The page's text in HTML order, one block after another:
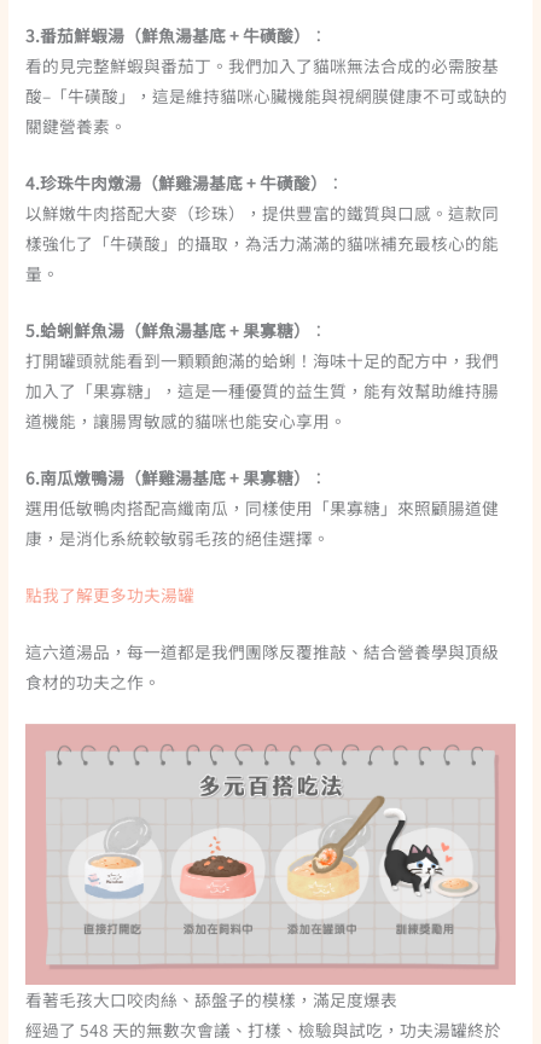
3.番茄鮮蝦湯（鮮魚湯基底 + 牛磺酸）
：
看的見完整鮮蝦與番茄丁。我們加入了貓咪無法合成的必需胺基
酸–「牛磺酸」，這是維持貓咪心臟機能與視網膜健康不可或缺的
關鍵營養素。
4.珍珠牛肉燉湯（鮮雞湯基底 + 牛磺酸）
：
以鮮嫩牛肉搭配大麥（珍珠），提供豐富的鐵質與口感。這款同
樣強化了「牛磺酸」的攝取，為活力滿滿的貓咪補充最核心的能
量。
5.蛤蜊鮮魚湯（鮮魚湯基底 + 果寡糖）
：
打開罐頭就能看到一顆顆飽滿的蛤蜊！海味十足的配方中，我們
加入了「果寡糖」，這是一種優質的益生質，能有效幫助維持腸
道機能，讓腸胃敏感的貓咪也能安心享用。
6.南瓜燉鴨湯（鮮雞湯基底 + 果寡糖）
：
選用低敏鴨肉搭配高纖南瓜，同樣使用「果寡糖」來照顧腸道健
康，是消化系統較敏弱毛孩的絕佳選擇。
點我了解更多功夫湯罐
這六道湯品，每一道都是我們團隊反覆推敲、結合營養學與頂級
食材的功夫之作。
看著毛孩大口咬肉絲、舔盤子的模樣，滿足度爆表
經過了 548 天的無數次會議、打樣、檢驗與試吃，功夫湯罐終於